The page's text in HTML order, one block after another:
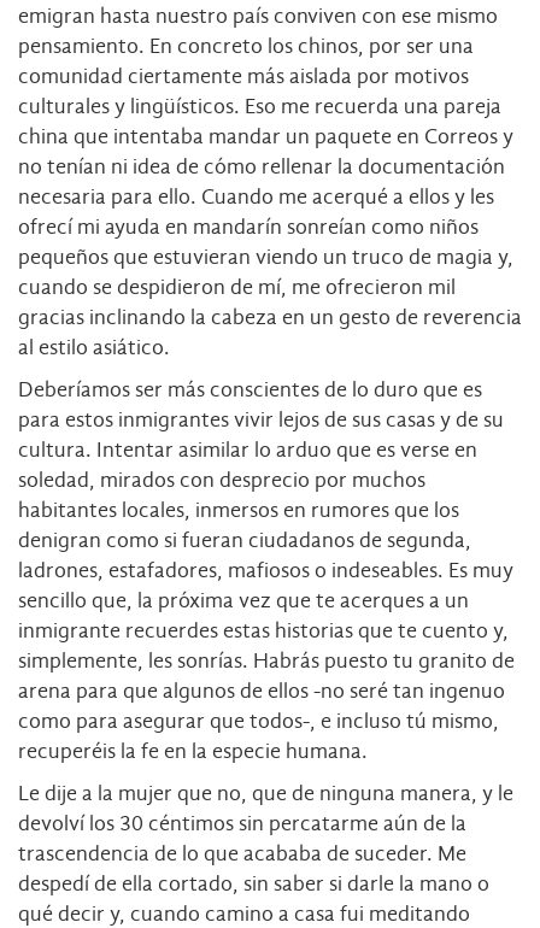
emigran hasta nuestro país conviven con ese mismo
pensamiento. En concreto los chinos, por ser una
comunidad ciertamente más aislada por motivos
culturales y lingüísticos. Eso me recuerda una pareja
china que intentaba mandar un paquete en Correos y
no tenían ni idea de cómo rellenar la documentación
necesaria para ello. Cuando me acerqué a ellos y les
ofrecí mi ayuda en mandarín sonreían como niños
pequeños que estuvieran viendo un truco de magia y,
cuando se despidieron de mí, me ofrecieron mil
gracias inclinando la cabeza en un gesto de reverencia
al estilo asiático.
Deberíamos ser más conscientes de lo duro que es
para estos inmigrantes vivir lejos de sus casas y de su
cultura. Intentar asimilar lo arduo que es verse en
soledad, mirados con desprecio por muchos
habitantes locales, inmersos en rumores que los
denigran como si fueran ciudadanos de segunda,
ladrones, estafadores, mafiosos o indeseables. Es muy
sencillo que, la próxima vez que te acerques a un
inmigrante recuerdes estas historias que te cuento y,
simplemente, les sonrías. Habrás puesto tu granito de
arena para que algunos de ellos -no seré tan ingenuo
como para asegurar que todos-, e incluso tú mismo,
recuperéis la fe en la especie humana.
Le dije a la mujer que no, que de ninguna manera, y le
devolví los 30 céntimos sin percatarme aún de la
trascendencia de lo que acababa de suceder. Me
despedí de ella cortado, sin saber si darle la mano o
qué decir y, cuando camino a casa fui meditando